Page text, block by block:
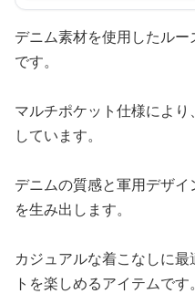
デニム素材を使用したル
です。
マルチポケット仕様によ
しています。
デニムの質感と軍用デザ
を生み出します。
カジュアルな着こなしに
トを楽しめるアイテムです。